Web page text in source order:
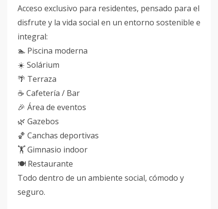
Acceso exclusivo para residentes, pensado para el
disfrute y la vida social en un entorno sostenible e
integral:
🏊 Piscina moderna
☀️ Solárium
🌴 Terraza
☕ Cafetería / Bar
🎉 Área de eventos
🌿 Gazebos
🏀 Canchas deportivas
🏋️ Gimnasio indoor
🍽️ Restaurante
Todo dentro de un ambiente social, cómodo y
seguro.